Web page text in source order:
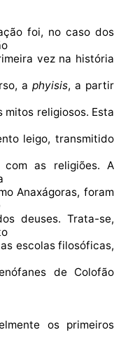
foi, no caso dos
vez na história
a phyisis, a partir
religiosos. Esta
leigo, transmitido
as religiões. A
Anaxágoras, foram
deuses. Trata-se,
escolas filosóficas,
de Colofão
os primeiros